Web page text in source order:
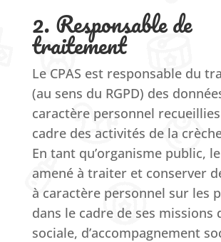
2. Responsable de
traitement
Le CPAS est responsable du
(au sens du RGPD) des
caractère personnel
cadre des activités de la
En tant qu’organisme public, le
amené à traiter et conserver
à caractère personnel sur les
dans le cadre de ses missions
sociale, d’accompagnement